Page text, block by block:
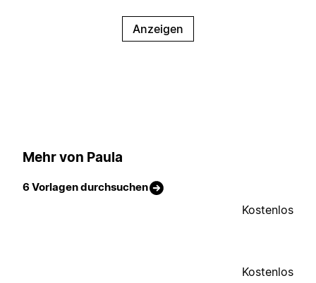
Anzeigen
Mehr von Paula
6 Vorlagen durchsuchen
Kostenlos
Kostenlos